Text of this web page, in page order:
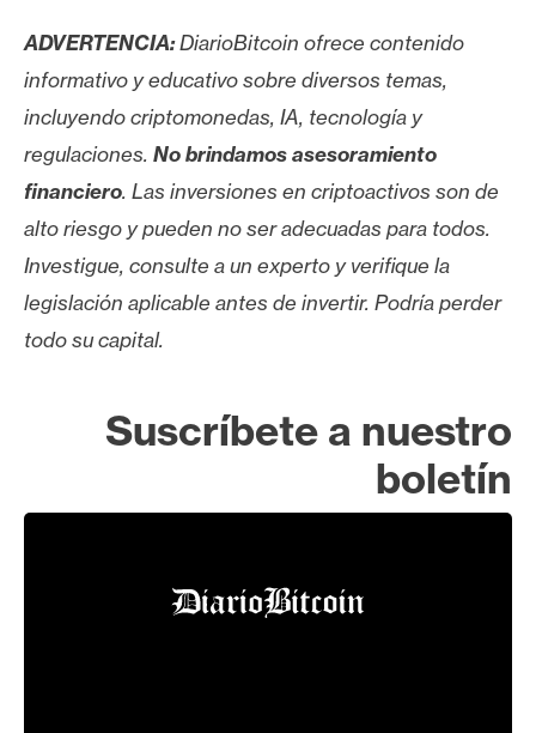
o
s
C
o
a
c
t
l
ADVERTENCIA:DiarioBitcoin ofrece contenido
informativo y educativo sobre diversos temas,
incluyendo criptomonedas, IA, tecnología y
regulaciones. No brindamos asesoramiento
financiero. Las inversiones en criptoactivos son de
alto riesgo y pueden no ser adecuadas para todos.
Investigue, consulte a un experto y verifique la
legislación aplicable antes de invertir. Podría perder
todo su capital.
Suscríbete a nuestro
boletín